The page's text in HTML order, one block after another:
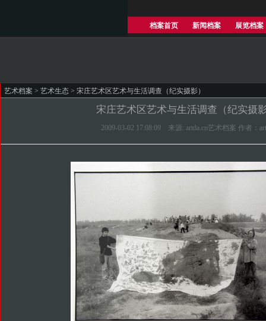
档案首页 新闻档案 展览档案
艺术档案 > 艺术生态 > 宋庄艺术区艺术与生活调查（纪实摄影）
宋庄艺术区艺术与生活调查（纪实摄
2009-03-02 17:08:09 来源: artda.cn艺术档案 作者：